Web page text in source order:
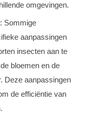
omgevingen.
Sommige
aanpassingen
insecten aan te
bloemen en de
Deze aanpassingen
de efficiëntie van